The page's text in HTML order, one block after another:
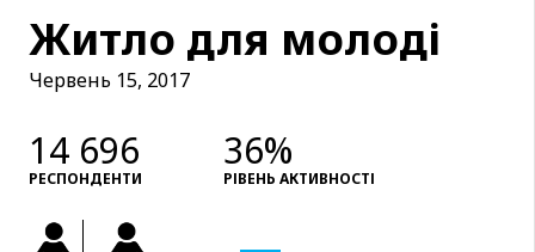
Житло для молоді
Червень 15, 2017
14 696
РЕСПОНДЕНТИ
36%
РІВЕНЬ АКТИВНОСТІ